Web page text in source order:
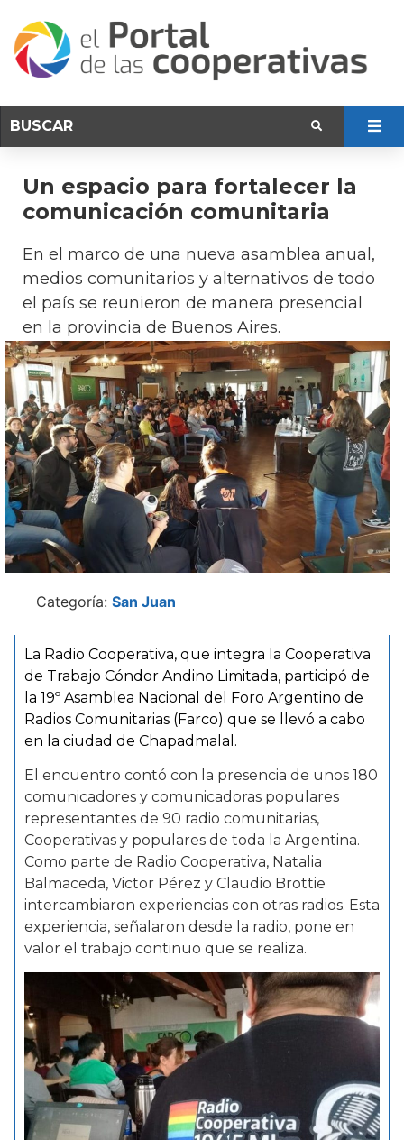
Un espacio para fortalecer la
comunicación comunitaria
En el marco de una nueva asamblea anual,
medios comunitarios y alternativos de todo
el país se reunieron de manera presencial
en la provincia de Buenos Aires.
Categoría: San Juan
La Radio Cooperativa, que integra la Cooperativa
de Trabajo Cóndor Andino Limitada, participó de
la 19º Asamblea Nacional del Foro Argentino de
Radios Comunitarias (Farco) que se llevó a cabo
en la ciudad de Chapadmalal.
El encuentro contó con la presencia de unos 180
comunicadores y comunicadoras populares
representantes de 90 radio comunitarias,
Cooperativas y populares de toda la Argentina.
Como parte de Radio Cooperativa, Natalia
Balmaceda, Victor Pérez y Claudio Brottie
intercambiaron experiencias con otras radios. Esta
experiencia, señalaron desde la radio, pone en
valor el trabajo continuo que se realiza.